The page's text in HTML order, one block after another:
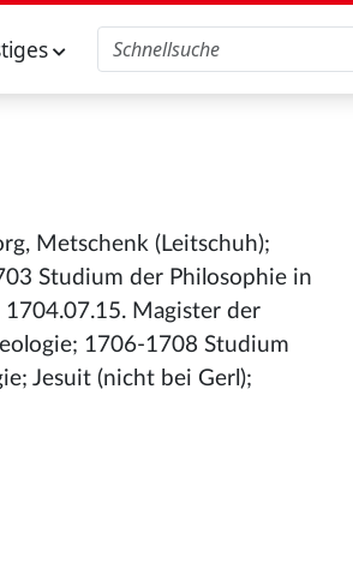
Metschenk (Leitschuh);
Studium der Philosophie in
1704.07.15. Magister der
1706-1708 Studium
Jesuit (nicht bei Gerl);